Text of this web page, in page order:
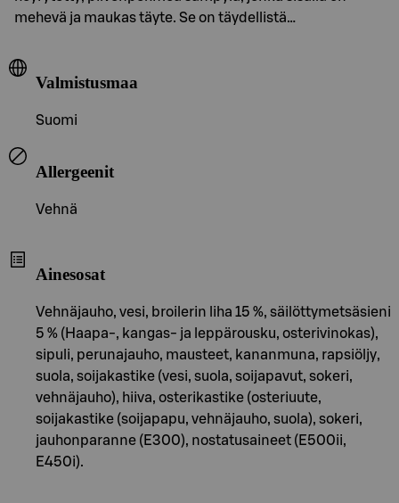
mehevä ja maukas täyte. Se on täydellistä…
Valmistusmaa
Suomi
Allergeenit
Vehnä
Ainesosat
Vehnäjauho, vesi, broilerin liha 15 %, säilöttymetsäsieni
5 % (Haapa-, kangas- ja leppärousku, osterivinokas),
sipuli, perunajauho, mausteet, kananmuna, rapsiöljy,
suola, soijakastike (vesi, suola, soijapavut, sokeri,
vehnäjauho), hiiva, osterikastike (osteriuute,
soijakastike (soijapapu, vehnäjauho, suola), sokeri,
jauhonparanne (E300), nostatusaineet (E500ii,
E450i).